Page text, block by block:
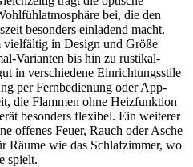
bei, die den
besonders einladend macht.
vielfältig in Design und Größe
Varianten bis hin zu rustikal-
in verschiedene Einrichtungsstile
per Fernbedienung oder App-
die Flammen ohne Heizfunktion
besonders flexibel. Ein weiterer
offenes Feuer, Rauch oder Asche
Räume wie das Schlafzimmer, wo
spielt.